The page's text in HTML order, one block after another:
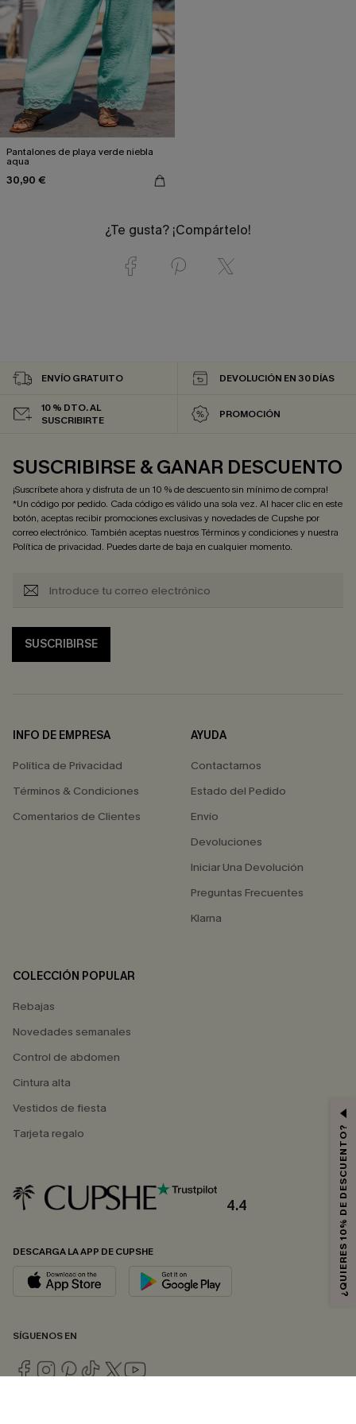
Pantalones de playa verde niebla
aqua
30,90 €
¿Te gusta? ¡Compártelo!
ENVÍO GRATUITO DEVOLUCIÓN EN 30 DÍAS
10 % DTO. AL
SUSCRIBIRTE
PROMOCIÓN
SUSCRIBIRSE & GANAR DESCUENTO
¡Suscríbete ahora y disfruta de un 10 % de descuento sin mínimo de compra!
*Un código por pedido. Cada código es válido una sola vez. Al hacer clic en este
botón, aceptas recibir promociones exclusivas y novedades de Cupshe por
correo electrónico. También aceptas nuestrosTérminos y condicionesy nuestra
Política de privacidad. Puedes darte de baja en cualquier momento.
SUSCRIBIRSE
INFO DE EMPRESA
Política de Privacidad
Términos & Condiciones
Comentarios de Clientes
AYUDA
Contactarnos
Estado del Pedido
Envío
Devoluciones
Iniciar Una Devolución
Preguntas Frecuentes
Klarna
COLECCIÓN POPULAR
Rebajas
Novedades semanales
Control de abdomen
Cintura alta
Vestidos de fiesta
Tarjeta regalo
4.4
DESCARGA LA APP DE CUPSHE
SÍGUENOS EN
¿QUIERES 10% DE DESCUENTO?